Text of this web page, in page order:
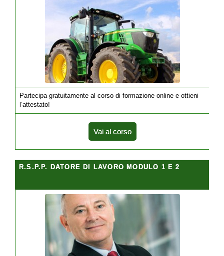
Partecipa gratuitamente al corso di formazione online e ottieni
l’attestato!
Vai al corso
R.S.P.P. DATORE DI LAVORO MODULO 1 E 2